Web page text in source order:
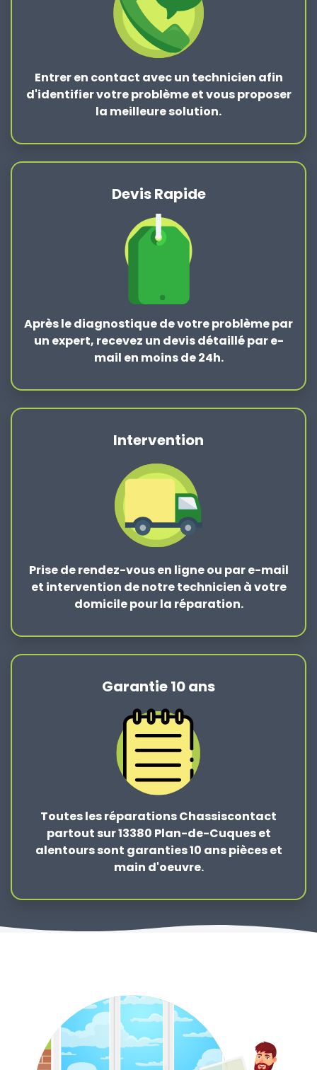
Entrer en contact avec un technicien afin
d'identifier votre problème et vous proposer
la meilleure solution.
Devis Rapide
Après lediagnostique de votre problèmepar
un expert, recevez un devis détaillé par e-
mail en moins de 24h.
Intervention
Prise de rendez-vous en ligne ou par e-mail
et intervention de notre technicien à votre
domicile pour la réparation.
Garantie 10 ans
Toutes les réparations Chassiscontact
partout sur 13380 Plan-de-Cuques et
alentours sont garanties 10 ans pièces et
main d'oeuvre.